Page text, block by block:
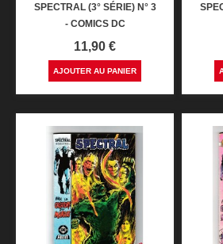
SPECTRAL (3° SÉRIE) N° 3
- COMICS DC
Prix
11,90 €
AJOUTER AU PANIER